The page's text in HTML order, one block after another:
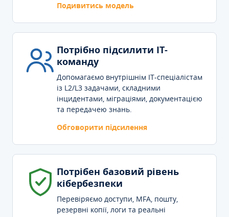
Подивитись модель
Потрібно підсилити IT-
команду
Допомагаємо внутрішнім IT-спеціалістам
із L2/L3 задачами, складними
інцидентами, міграціями, документацією
та передачею знань.
Обговорити підсилення
Потрібен базовий рівень
кібербезпеки
Перевіряємо доступи, MFA, пошту,
резервні копії, логи та реальні